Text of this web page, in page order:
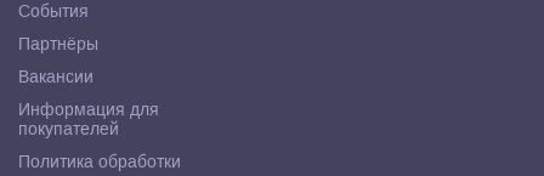
События
Партнёры
Вакансии
Информация для
покупателей
Политика обработки